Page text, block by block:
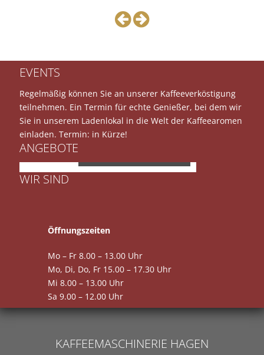
EVENTS
Regelmäßig können Sie an unserer Kaffeeverköstigung
teilnehmen. Ein Termin für echte Genießer, bei dem wir
Sie in unserem Ladenlokal in die Welt der Kaffeearomen
einladen. Termin: in Kürze!
ANGEBOTE
WIR SIND
Öffnungszeiten
Mo – Fr 8.00 – 13.00 Uhr
Mo, Di, Do, Fr 15.00 – 17.30 Uhr
Mi 8.00 – 13.00 Uhr
Sa 9.00 – 12.00 Uhr
KAFFEEMASCHINERIE HAGEN